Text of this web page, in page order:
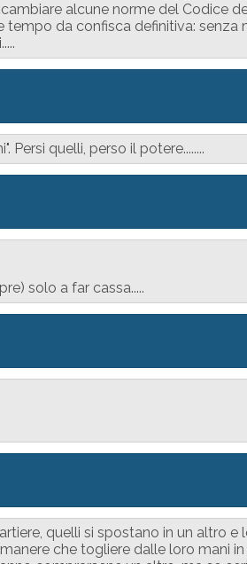
alcune norme del Codice
tempo da confisca definitiva: senza
Persi quelli, perso il potere........
solo a far cassa.....
quelli si spostano in un altro e
che togliere dalle loro mani